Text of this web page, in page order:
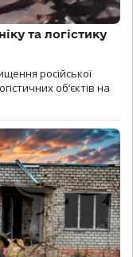
та логістику
російської
об’єктів на